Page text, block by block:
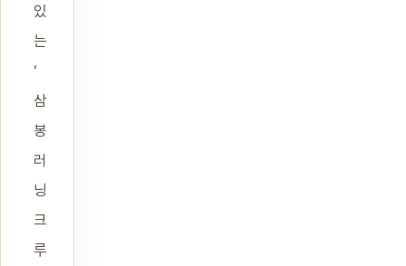
있
는
‘
삼
봉
러
닝
크
루